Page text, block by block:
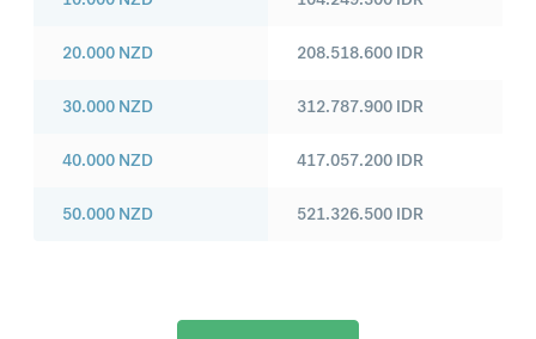
20.000 NZD
30.000 NZD
40.000 NZD
50.000 NZD
208.518.600 IDR
312.787.900 IDR
417.057.200 IDR
521.326.500 IDR